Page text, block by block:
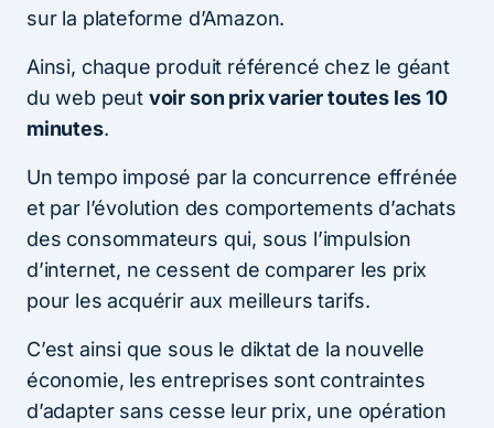
sur la plateforme d’Amazon.
Ainsi, chaque produit référencé chez le géant
du web peut voir son prix varier toutes les 10
minutes.
Un tempo imposé par la concurrence effrénée
et par l’évolution des comportements d’achats
des consommateurs qui, sous l’impulsion
d’internet, ne cessent de comparer les prix
pour les acquérir aux meilleurs tarifs.
C’est ainsi que sous le diktat de la nouvelle
économie, les entreprises sont contraintes
d’adapter sans cesse leur prix, une opération